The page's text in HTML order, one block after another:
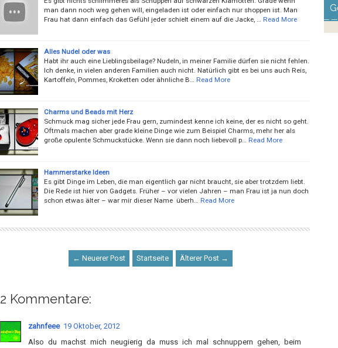
man dann noch weg gehen will, eingeladen ist oder einfach nur shoppen ist. Man
Frau hat dann einfach das Gefühl jeder schielt einem auf die Jacke, …
Read More
Alles Nudel oder was
Habt ihr auch eine Lieblingsbeilage? Nudeln, in meiner Familie dürfen sie nicht fehlen.
Ich denke, in vielen anderen Familien auch nicht. Natürlich gibt es bei uns auch Reis,
Kartoffeln, Pommes, Kroketten oder ähnliche B…
Read More
Charms und Beads mit Herz
Schmuck mag sicher jede Frau gern, zumindest kenne ich keine, der es nicht so geht.
Oftmals machen aber grade kleine Dinge wie zum Beispiel Charms, mehr her als
große opulente Schmuckstücke. Wenn sie dann noch liebevoll p…
Read More
Hammerstarke Ideen
Es gibt Dinge im Leben, die man eigentlich gar nicht braucht, sie aber trotzdem liebt.
Die Rede ist hier von Gadgets. Früher – vor vielen Jahren – man Frau ist ja nun doch
schon etwas älter – war mir dieser Name überh…
Read More
← Neuerer Post Startseite Älterer Post →
2 Kommentare:
zahnfeee 19 Oktober, 2012
Also du machst mich neugierig da muss ich mal schnuppern gehen, beim